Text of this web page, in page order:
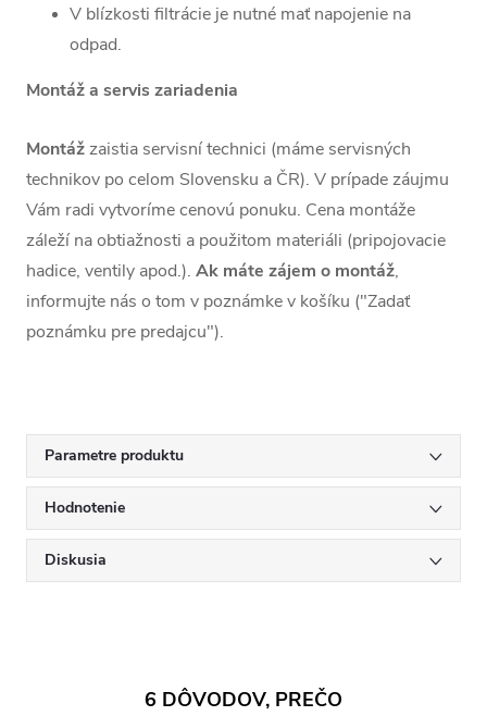
V blízkosti filtrácie je nutné mať napojenie na
odpad.
Montáž a servis zariadenia
Montážzaistia servisní technici (máme servisných
technikov po celom Slovensku a ČR). V prípade záujmu
Vám radi vytvoríme cenovú ponuku. Cena montáže
záleží na obtiažnosti a použitom materiáli (pripojovacie
hadice, ventily apod.). Ak máte zájem o montáž,
informujte nás o tom v poznámke v košíku ("Zadať
poznámku pre predajcu").
Parametre produktu
Hodnotenie
Diskusia
6 DÔVODOV, PREČO